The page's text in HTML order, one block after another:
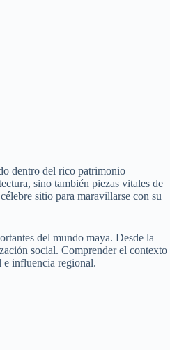
dentro del rico patrimonio
sino también piezas vitales de
sitio para maravillarse con su
del mundo maya. Desde la
social. Comprender el contexto
e influencia regional.